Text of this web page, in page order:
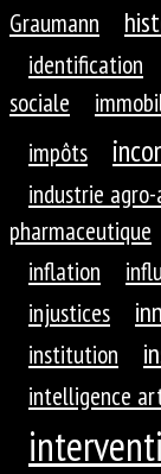
Graumann
identification
sociale
impôts
industrie
pharmaceutique
inflation
injustices
institution
intelligence